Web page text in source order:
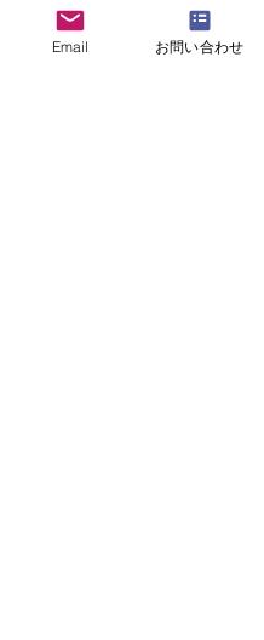
ンコース
Email お問い合わせ